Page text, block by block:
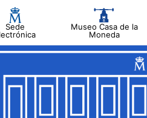
Sede
Museo Casa de la
Moneda